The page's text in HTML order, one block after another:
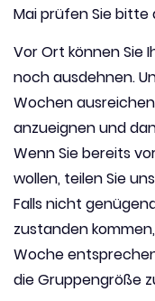
Mai prüfen Sie bitte
Vor Ort können Sie
noch ausdehnen.
Wochen
anzueignen und
Wenn Sie bereits
wollen, teilen Sie
Falls nicht
zustanden
Woche
die Gruppengröße